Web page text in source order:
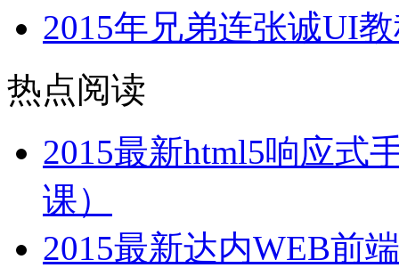
2015年兄弟连张诚UI
热点阅读
2015最新html5响应式
课）
2015最新达内WEB前